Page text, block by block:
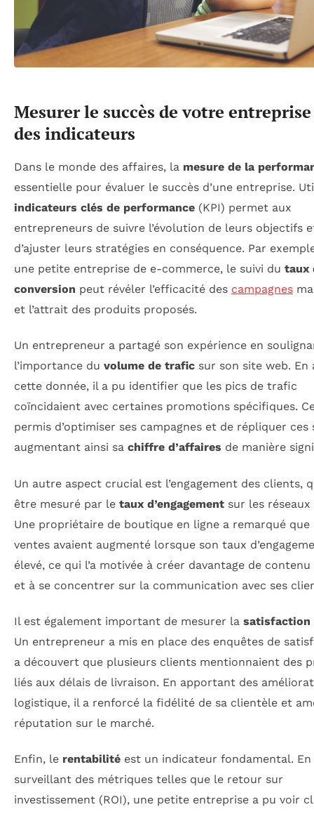
Mesurer le succès de votre entreprise
des indicateurs
Dans le monde des affaires, la mesure de la
essentielle pour évaluer le succès d’une entreprise.
indicateurs clés de performance (KPI) permet aux
entrepreneurs de suivre l’évolution de leurs objectifs
d’ajuster leurs stratégies en conséquence. Par
une petite entreprise de e-commerce, le suivi du taux
conversion peut révéler l’efficacité des campagnes
et l’attrait des produits proposés.
Un entrepreneur a partagé son expérience en
l’importance du volume de trafic sur son site web. En
cette donnée, il a pu identifier que les pics de trafic
coïncidaient avec certaines promotions spécifiques.
permis d’optimiser ses campagnes et de répliquer ces
augmentant ainsi sa chiffre d’affaires de manière
Un autre aspect crucial est l’engagement des clients,
être mesuré par le taux d’engagement sur les réseaux
Une propriétaire de boutique en ligne a remarqué que
ventes avaient augmenté lorsque son taux
élevé, ce qui l’a motivée à créer davantage de
et à se concentrer sur la communication avec ses
Il est également important de mesurer la satisfaction
Un entrepreneur a mis en place des enquêtes de
a découvert que plusieurs clients mentionnaient des
liés aux délais de livraison. En apportant des
logistique, il a renforcé la fidélité de sa clientèle et
réputation sur le marché.
Enfin, le rentabilité est un indicateur fondamental. En
surveillant des métriques telles que le retour sur
investissement (ROI), une petite entreprise a pu voir